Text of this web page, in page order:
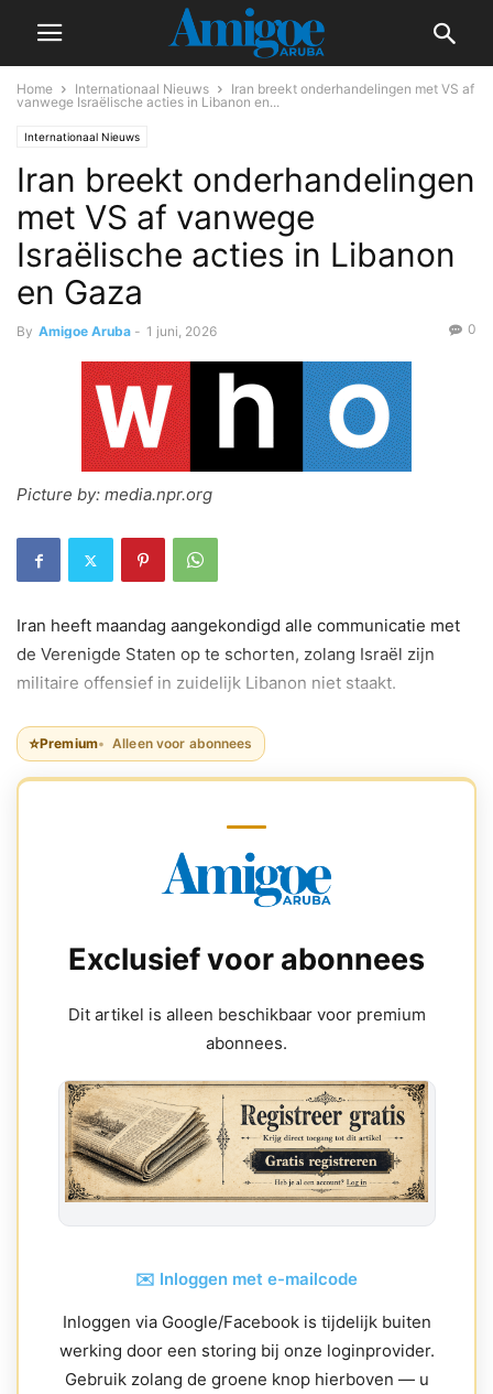
Home Internationaal Nieuws
Iran breekt onderhandelingen met VS af
vanwege Israëlische acties in Libanon en...
Internationaal Nieuws
Iran breekt onderhandelingen
met VS af vanwege
Israëlische acties in Libanon
en Gaza
By Amigoe Aruba - 1 juni, 2026 0
Picture by: media.npr.org
Iran heeft maandag aangekondigd alle communicatie met
de Verenigde Staten op te schorten, zolang Israël zijn
militaire offensief in zuidelijk Libanon niet staakt.
⭐Premium Alleen voor abonnees
Exclusief voor abonnees
Dit artikel is alleen beschikbaar voor premium
abonnees.
✉️ Inloggen met e-mailcode
Inloggen via Google/Facebook is tijdelijk buiten
werking door een storing bij onze loginprovider.
Gebruik zolang de groene knop hierboven — u